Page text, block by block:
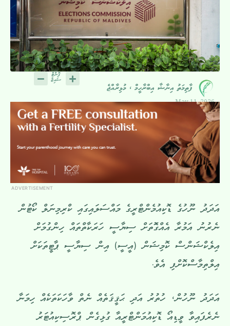
ފާތިމަތު އިނާޝާ އިބްރާހީމް ، މުޅިރާއްޖެ
May 11, 2026
ADVERTISEMENT
އަދަދު ނޫހުގެ ޑޮކިއުމެންޓްރީގެ މައްސަލައިގައި ކްރިމިނަލް ކޯޓުން
ނެރުނު އަމުރާ އެއްގޮަތަށް ސިޔާސީ ހަރަކާތްތައް ހިންގުމަށް
އިލެކްޝަންސް ކޮމިޝަން (އީސީ) އިން ސިޔާސީ ޕާޓީތަކަށް
އިލްތިމާސްކޮށްފި އެވެ.
އަދަދު ނޫހުން، ހުތުރު އަދި ޙަޤީޤަތެއް ނެތް ވާހަކަތަކެއް ހިމަނާ
ނެރެފައިވާ ވީޑިއޯ ޑޮކިއުމަންޓްރީއާ ގުޅިގެން ޕްރޮސިކިއުޓަރު